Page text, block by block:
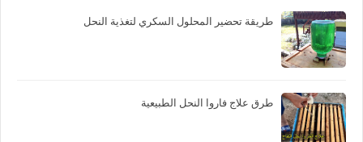
طريقة تحضير المحلول السكري لتغذية النحل
طرق علاج فاروا النحل الطبيعية